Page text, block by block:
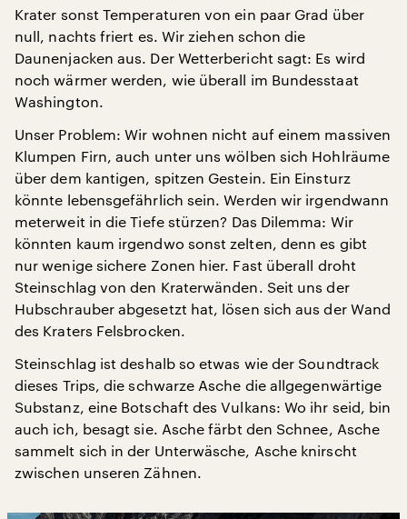
Krater sonst Temperaturen von ein paar Grad über
null, nachts friert es. Wir ziehen schon die
Daunenjacken aus. Der Wetterbericht sagt: Es wird
noch wärmer werden, wie überall im Bundesstaat
Washington.
Unser Problem: Wir wohnen nicht auf einem massiven
Klumpen Firn, auch unter uns wölben sich Hohlräume
über dem kantigen, spitzen Gestein. Ein Einsturz
könnte lebensgefährlich sein. Werden wir irgendwann
meterweit in die Tiefe stürzen? Das Dilemma: Wir
könnten kaum irgendwo sonst zelten, denn es gibt
nur wenige sichere Zonen hier. Fast überall droht
Steinschlag von den Kraterwänden. Seit uns der
Hubschrauber abgesetzt hat, lösen sich aus der Wand
des Kraters Felsbrocken.
Steinschlag ist deshalb so etwas wie der Soundtrack
dieses Trips, die schwarze Asche die allgegenwärtige
Substanz, eine Botschaft des Vulkans: Wo ihr seid, bin
auch ich, besagt sie. Asche färbt den Schnee, Asche
sammelt sich in der Unterwäsche, Asche knirscht
zwischen unseren Zähnen.